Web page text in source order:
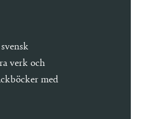
verk och
med